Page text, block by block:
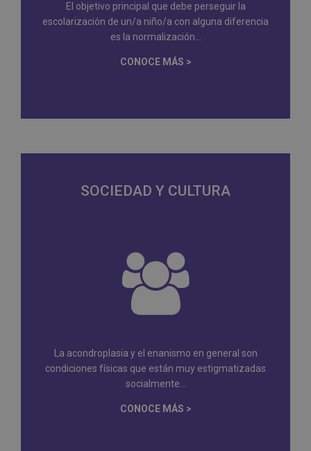
El objetivo principal que debe perseguir la
escolarización de un/a niño/a con alguna diferencia
es la normalización...
CONOCE MÁS >
SOCIEDAD Y CULTURA
La acondroplasia y el enanismo en general son
condiciones físicas que están muy estigmatizadas
socialmente...
CONOCE MÁS >